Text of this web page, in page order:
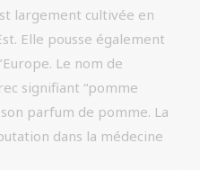
largement cultivée en
Elle pousse également
Le nom de
signifiant “pomme
parfum de pomme. La
dans la médecine